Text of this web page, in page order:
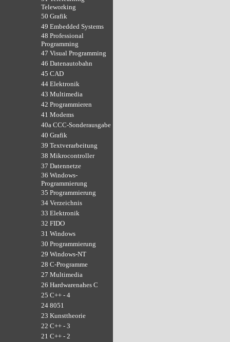
Teleworking
50 Grafik
49 Embedded Systems
48 Professional
Programming
47 Visual Programming
46 Datenautobahn
45 CAD
44 Elektronik
43 Multimedia
42 Programmieren
41 Modems
40a CCC-Sonderausgabe
40 Grafik
39 Textverarbeitung
38 Mikrocontroller
37 Datennetze
36 Windows-
Programmierung
35 Programmierung
34 Verzeichnis
33 Elektronik
32 FIDO
31 Windows
30 Programmierung
29 Windows-NT
28 C-Programme
27 Multimedia
26 Hardwarenahes C
25 C++ - 4
24 8051
23 Kunsttheorie
22 C++ - 3
21 C++ - 2